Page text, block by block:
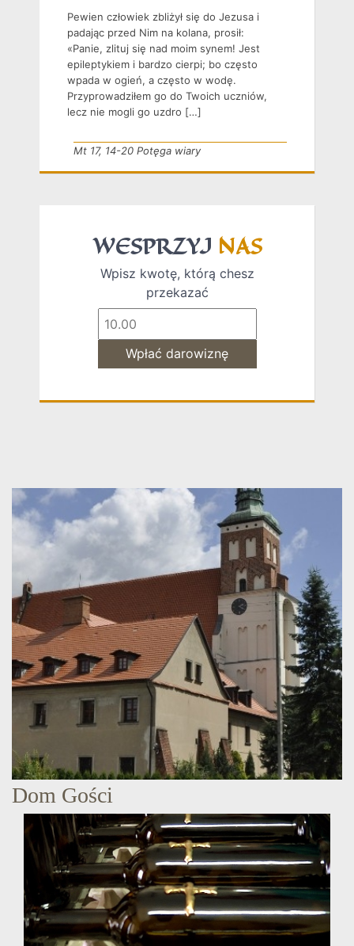
Pewien człowiek zbliżył się do Jezusa i
padając przed Nim na kolana, prosił:
«Panie, zlituj się nad moim synem! Jest
epileptykiem i bardzo cierpi; bo często
wpada w ogień, a często w wodę.
Przyprowadziłem go do Twoich uczniów,
lecz nie mogli go uzdro […]
Mt 17, 14-20 Potęga wiary
WESPRZYJ NAS
Wpisz kwotę, którą chesz
przekazać
Dom Gości